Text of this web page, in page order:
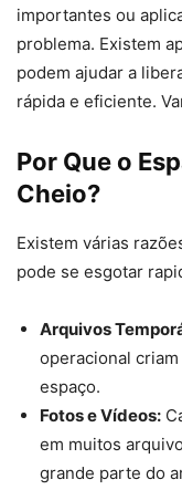
importantes ou
problema. Existem
podem ajudar a
rápida e eficiente.
Por Que o
Cheio?
Existem várias
pode se esgotar
Arquivos
operacional
espaço.
Fotos e Vídeos:
em muitos
grande parte do